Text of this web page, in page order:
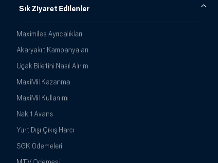
Sık Ziyaret Edilenler
Maximiles Ayrıcalıkları
Akaryakıt Kampanyaları
Uçak Biletini Nasıl Alırım
MaxiMil Kazanma
MaxiMil Kullanımı
Nakit Avans
Yurt Dışı Çıkış Harcı
SGK Ödemeleri